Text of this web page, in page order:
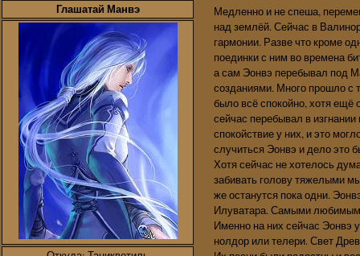
Глашатай Манвэ
Медленно и не спеша,
над землёй. Сейчас в
гармонии. Разве что кроме
поединки с ним во времена
а сам Эонвэ перебывал под
созданиями. Много прошло с
было всё спокойно, хотя ещё
сейчас перебывал в
спокойствие у них, и это
случиться Эонвэ и дело это
Хотя сейчас не хотелось
забивать голову тяжелыми
же останутся пока одни.
Илуватара. Самыми
Именно на них сейчас Эонвэ
нолдор или телери. Свет